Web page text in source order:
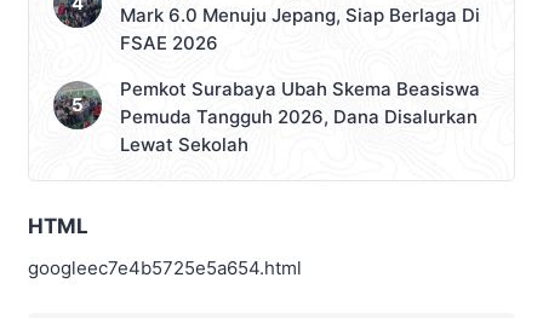
Mark 6.0 Menuju Jepang, Siap Berlaga Di
FSAE 2026
Pemkot Surabaya Ubah Skema Beasiswa
Pemuda Tangguh 2026, Dana Disalurkan
Lewat Sekolah
HTML
googleec7e4b5725e5a654.html